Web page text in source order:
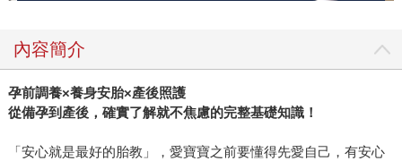
內容簡介
孕前調養×養身安胎×產後照護
從備孕到產後，確實了解就不焦慮的完整基礎知識！
「安心就是最好的胎教」，愛寶寶之前要懂得先愛自己，有安心